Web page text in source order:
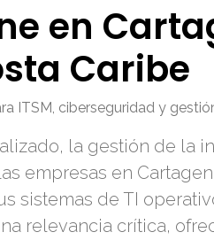
en
Caribe
ITSM, ciberseguridad y
la gestión de la
empresas en
sistemas de TI
relevancia crítica,